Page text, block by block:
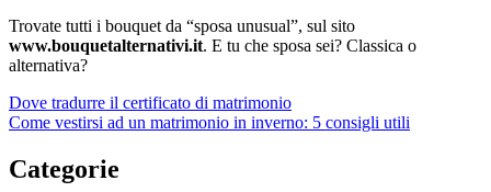
Trovate tutti i bouquet da “sposa unusual”, sul sito
www.bouquetalternativi.it. E tu che sposa sei? Classica o
alternativa?
Navigazione
articoli
Dove tradurre il certificato di matrimonio
Come vestirsi ad un matrimonio in inverno: 5 consigli utili
Categorie